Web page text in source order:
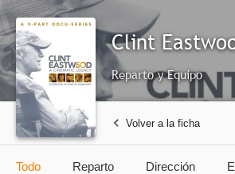
Reparto y Equipo
Volver a la ficha
Todo Reparto Dirección